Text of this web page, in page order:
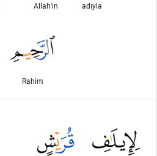
adıyla
Allah'ın
Rahim